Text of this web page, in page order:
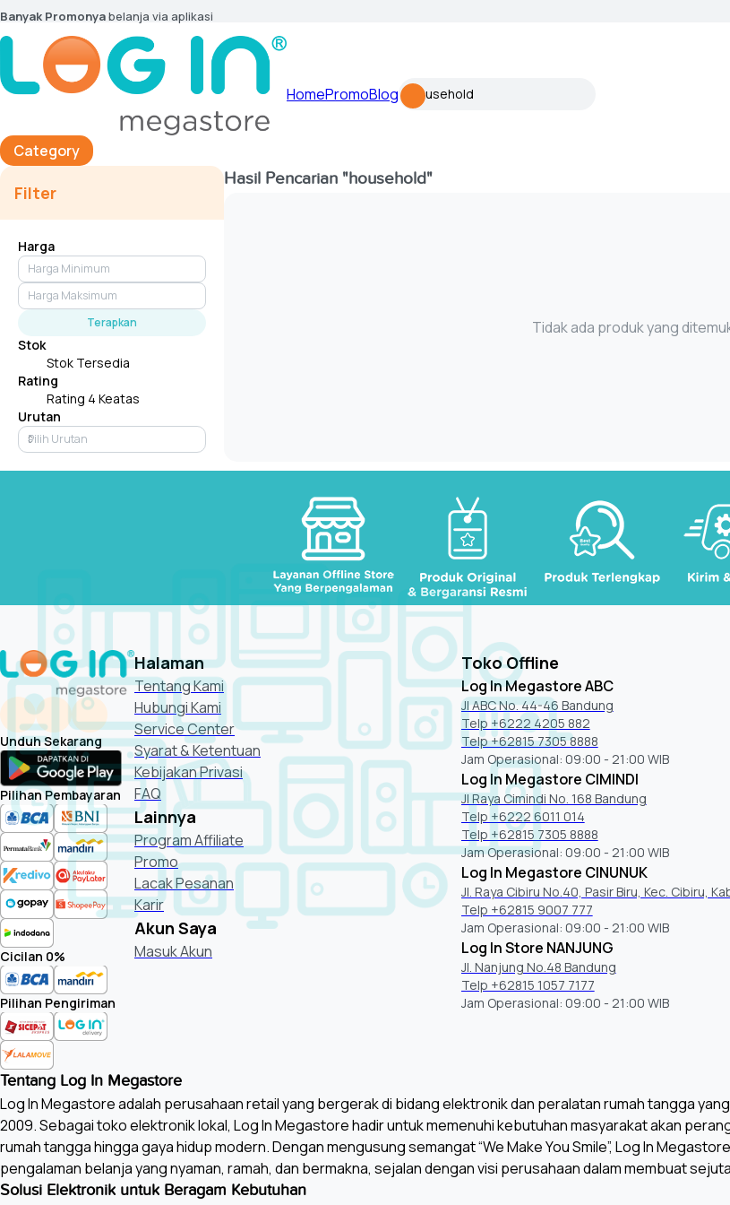
Banyak Promonyabelanja via aplikasi
Category
HomePromoBlog
Filter
Harga
Terapkan
Stok
Stok Tersedia
Rating
Rating 4 Keatas
Urutan
Hasil Pencarian "household"
Tidak ada produk yang
Unduh Sekarang
Pilihan Pembayaran
Cicilan 0%
Pilihan Pengiriman
Halaman
Tentang Kami
Hubungi Kami
Service Center
Syarat & Ketentuan
Kebijakan Privasi
FAQ
Lainnya
Program Affiliate
Promo
Lacak Pesanan
Karir
Akun Saya
Masuk Akun
Toko Offline
Log In Megastore ABC
Jl ABC No. 44-46 Bandung
Telp +6222 4205 882
Telp +62815 7305 8888
Jam Operasional: 09:00 - 21:00 WIB
Log In Megastore CIMINDI
Jl Raya Cimindi No. 168 Bandung
Telp +6222 6011 014
Telp +62815 7305 8888
Jam Operasional: 09:00 - 21:00 WIB
Log In Megastore CINUNUK
Jl. Raya Cibiru No.40, Pasir Biru, Kec. Cibiru,
Telp +62815 9007 777
Jam Operasional: 09:00 - 21:00 WIB
Log In Store NANJUNG
Jl. Nanjung No.48 Bandung
Telp +62815 1057 7177
Jam Operasional: 09:00 - 21:00 WIB
Tentang Log In Megastore
Log In Megastore adalah perusahaan retail yang bergerak di bidang elektronik dan peralatan rumah tangga
2009. Sebagai toko elektronik lokal, Log In Megastore hadir untuk memenuhi kebutuhan masyarakat akan
rumah tangga hingga gaya hidup modern. Dengan mengusung semangat “We Make You Smile”, Log In
pengalaman belanja yang nyaman, ramah, dan bermakna, sejalan dengan visi perusahaan dalam membuat
Solusi Elektronik untuk Beragam Kebutuhan